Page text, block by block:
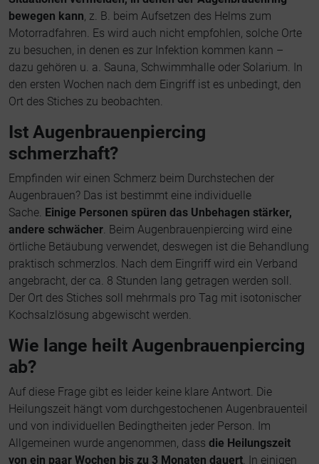
bewegen kann, z. B. beim Aufsetzen des Helms zum
Motorradfahren. Es wird auch nicht empfohlen, solche Orte
zu besuchen, in denen es zur Infektion kommen kann –
dazu gehören u. a. Sauna, Schwimmhalle oder Solarium. In
den ersten Wochen nach dem Eingriff ist es unbedingt, den
Ort des Stiches zu beobachten.
Ist Augenbrauenpiercing
schmerzhaft?
Empfinden wir einen Schmerz beim Durchstechen der
Augenbrauen? Das ist bestimmt eine individuelle
Sache. Einige Personen spüren das Unbehagen stärker,
andere schwächer. Beim Augenbrauenpiercing wird eine
örtliche Betäubung verwendet, deswegen ist die Behandlung
praktisch schmerzlos. Nach dem Eingriff wird ein Verband
angebracht, der ca. 8 Stunden lang getragen werden soll.
Der Ort des Stiches soll mehrmals pro Tag mit isotonischer
Kochsalzlösung abgewischt werden.
Wie lange heilt Augenbrauenpiercing
ab?
Auf diese Frage gibt es leider keine klare Antwort. Die
Heilungszeit hängt vom durchgestochenen Augenbrauenteil
und von individuellen Bedingtheiten jeder Person. Im
Allgemeinen wurde angenommen, dass die Heilungszeit
von ein paar Wochen bis zu 3 Monaten dauert. In einigen